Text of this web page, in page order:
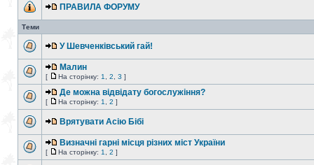
ПРАВИЛА ФОРУМУ
Теми
У Шевченківський гай!
Малин
[ На сторінку: 1 2 3 ]
Де можна відвідату богослужіння?
[ На сторінку: 1 2 ]
Врятувати Асію Бібі
Визначні гарні місця різних міст України
[ На сторінку: 1 2 ]